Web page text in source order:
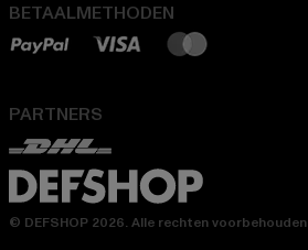
BETAALMETHODEN
PARTNERS
© DEFSHOP 2026. Alle rechten voorbehouden